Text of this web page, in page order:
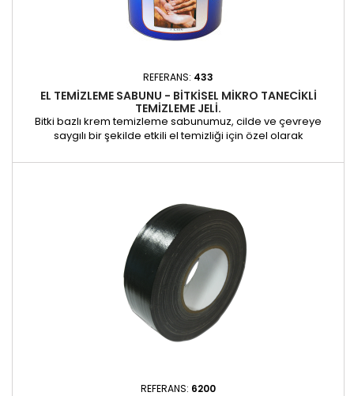
REFERANS: 433
EL TEMIZLEME SABUNU - BITKISEL MIKRO TANECIKLI
TEMIZLEME JELI.
Bitki bazlı krem temizleme sabunumuz, cilde ve çevreye
saygılı bir şekilde etkili el temizliği için özel olarak
sayesinde su bazlı ve yağ bazlı boyaları, yapıştırıcıları, cilaları,
REFERANS: 6200